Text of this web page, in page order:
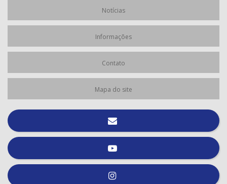
Notícias
Informações
Contato
Mapa do site